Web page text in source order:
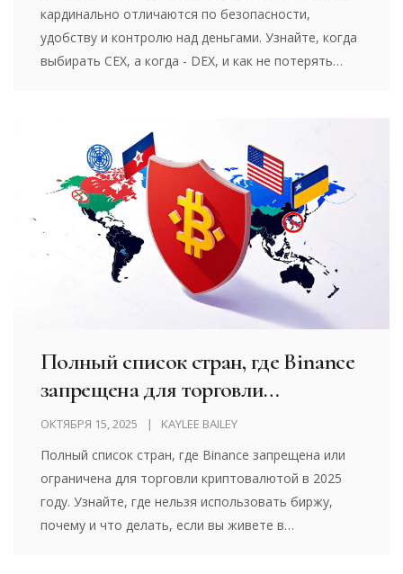
кардинально отличаются по безопасности,
удобству и контролю над деньгами. Узнайте, когда
выбирать CEX, а когда - DEX, и как не потерять
Полный список стран, где Binance
запрещена для торговли
криптовалютой в 2025 году
ОКТЯБРЯ 15, 2025 KAYLEE BAILEY
Полный список стран, где Binance запрещена или
ограничена для торговли криптовалютой в 2025
году. Узнайте, где нельзя использовать биржу,
почему и что делать, если вы живете в